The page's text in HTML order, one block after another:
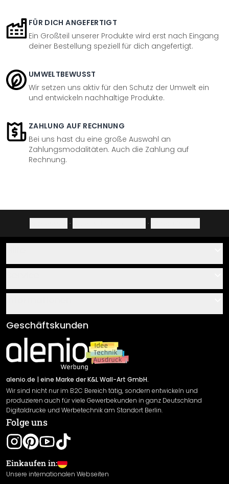
FÜR DICH ANGEFERTIGT
Ein Großteil unserer Produkte wird erst nach Eingang
deiner Bestellung speziell für dich angefertigt.
UMWELTBEWUSST
Wir setzen uns aktiv für den Schutz der Umwelt ein
und entwickeln nachhaltige Produkte.
ZAHLUNG AUF RECHNUNG
Bei uns hast du eine große Auswahl an
Zahlungsmodalitäten. Auch die Zahlung auf
Rechnung.
· ·
Über uns
Klebe- und Montageanleitungen
Newsletter An-/Abmeldung
Sendungsverfolgung
AGB
Impressum
Versand & Zahlung
Rücksendung
Widerrufsrecht
Datenschutzerklärung
Gewährleistung
Leistungserklärung / CE-Zeichen
Cookie Einstellungen
Geschäftskunden
alenio.de | eine Marke der K&L Wall-Art GmbH.
Wir sind nicht nur im B2C Bereich tätig, sondern entwickeln und
produzieren auch für viele Gewerbekunden in ganz Deutschland
Digitaldrucke und Werbetechnik am Standort Berlin.
Folge uns
Einkaufen in:
Unsere internationalen Webseiten